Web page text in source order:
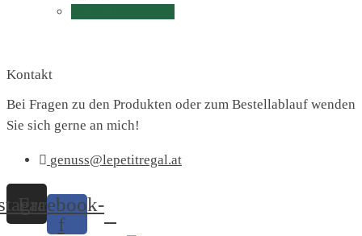
Kontakt
Bei Fragen zu den Produkten oder zum Bestellablauf wenden
Sie sich gerne an mich!
genuss@lepetitregal.at
Facebook-
f